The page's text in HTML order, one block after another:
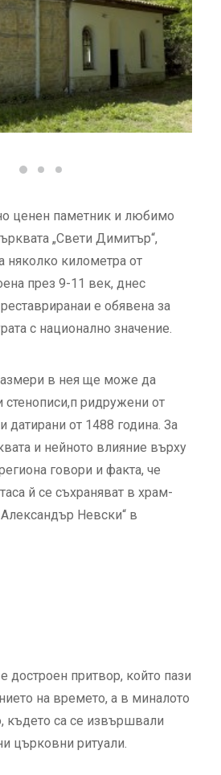
ТУРИЗЪМ,
НАСЛЕДСТВО В
БЪЛГАРИЯ-МАКЕДОНИЯ
ценен паметник и любимо
„Свети Димитър“,
няколко километра от
през 9-11 век, днес
реставриранаи е обявена за
с национално значение.
в нея ще може да
стенописи,п ридружени от
датирани от 1488 година. За
и нейното влияние върху
говори и факта, че
й се съхраняват в храм-
Невски“ в
достроен притвор, който пази
на времето, а в миналото
където са се извършвали
църковни ритуали.